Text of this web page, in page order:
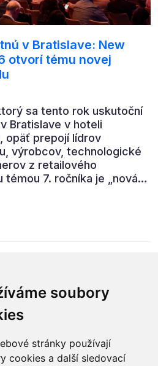
soubory
stránky používají
cookies a další sledovací
v Bratislave: New
otvorí tému novej
sa tento rok uskutoční
Bratislave v hoteli
opäť prepojí lídrov
výrobcov, technologické
z retailového
témou 7. ročníka je „nová